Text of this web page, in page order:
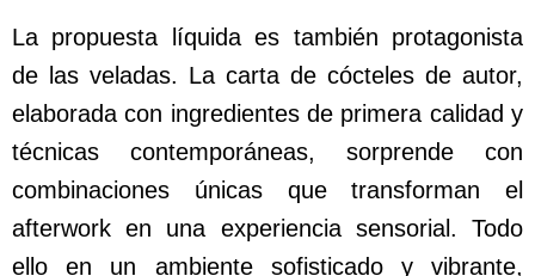
La propuesta líquida es también protagonista
de las veladas. La carta de cócteles de autor,
elaborada con ingredientes de primera calidad y
técnicas contemporáneas, sorprende con
combinaciones únicas que transforman el
afterwork en una experiencia sensorial. Todo
ello en un ambiente sofisticado y vibrante,